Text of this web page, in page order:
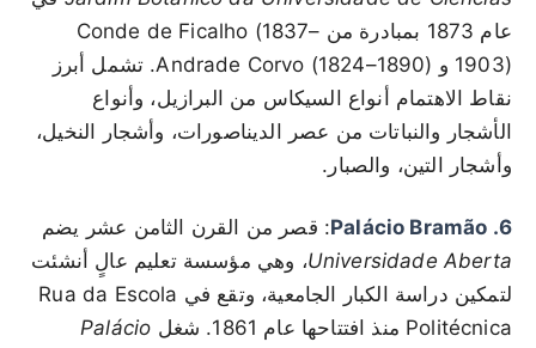
عام 1873 بمبادرة من Conde de Ficalho (1837–
1903) و Andrade Corvo (1824–1890). تشمل أبرز
نقاط الاهتمام أنواع السيكاس من البرازيل، وأنواع
الأشجار والنباتات من عصر الديناصورات، وأشجار النخيل،
وأشجار التين، والصبار.
6. Palácio Bramão
: قصر من القرن الثامن عشر يضم
Universidade Aberta، وهي مؤسسة تعليم عالٍ أنشئت
لتمكين دراسة الكبار الجامعية، وتقع في Rua da Escola
Politécnica منذ افتتاحها عام 1861. شغل
Palácio